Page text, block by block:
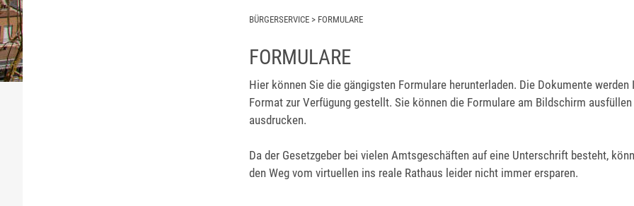
BÜRGERSERVICE > FORMULARE
FORMULARE
Hier können Sie die gängigsten Formulare herunterladen. Die Dokumente werden
Format zur Verfügung gestellt. Sie können die Formulare am Bildschirm ausfüllen
ausdrucken.
Da der Gesetzgeber bei vielen Amtsgeschäften auf eine Unterschrift besteht,
den Weg vom virtuellen ins reale Rathaus leider nicht immer ersparen.